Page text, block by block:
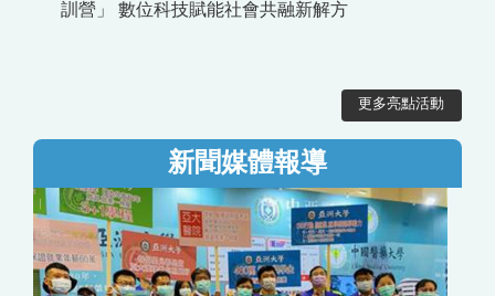
訓營」 數位科技賦能社會共融新解方
更多亮點活動
新聞媒體報導